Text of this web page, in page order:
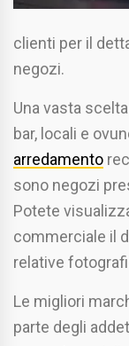
clienti per il
negozi.
Una vasta
bar, locali e
arredamento
sono negozi
Potete
commerciale il
relative
Le migliori
parte degli